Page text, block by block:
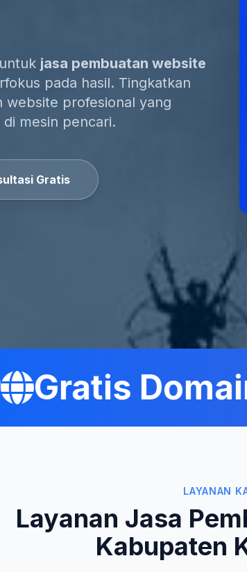
jasa pembuatan website
pada hasil. Tingkatkan
website profesional yang
mesin pencari.
Gratis
Domain
LAYANAN
Layanan Jasa
Kabupaten